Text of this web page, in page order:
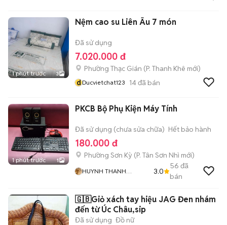
1 phút trước 3
Nệm cao su Liên Âu 7 món
Đã sử dụng
7.020.000 đ
Phường Thạc Gián (P. Thanh Khê mới)
dDucvietchat123 14đã bán
1 phút trước 1
PKCB Bộ Phụ Kiện Máy Tính
Đã sử dụng (chưa sửa chữa) Hết bảo hành
180.000 đ
Phường Sơn Kỳ (P. Tân Sơn Nhì mới)
HUYNH THANH
3.0
56 đã
bán
🇬🇧Giỏ xách tay hiệu JAG Đen nhám
đến từ Úc Châu,sip
Đã sử dụng Đồ nữ